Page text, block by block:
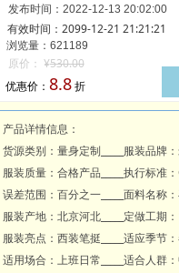
优惠价： 8.8折
发布时间： 2022-12-13 20:02:00
浏览量：621189
原价： ¥530.00
有效时间：2099-12-21 21:21:21
产品详情信息：
货源类别：量身定制_____服装品牌
服装质量：合格产品_____执行标准
误差范围：百分之一_____面料名称
服装产地：北京河北_____定做工期
服装亮点：西装笔挺_____适应季节
适用场合：上班日常_____适合人群